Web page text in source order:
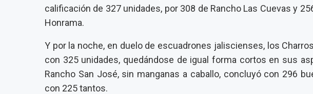
calificación de 327 unidades, por 308 de Rancho Las Cuevas y
Honrama.
Y por la noche, en duelo de escuadrones jaliscienses, los
con 325 unidades, quedándose de igual forma cortos en sus
Rancho San José, sin manganas a caballo, concluyó con 296
con 225 tantos.